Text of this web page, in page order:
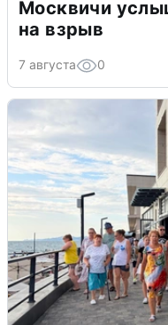
Москвичи
на взрыв
7 августа 0